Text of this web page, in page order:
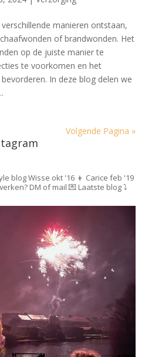
manieren ontstaan,
of brandwonden. Het
op de juiste manier te
te voorkomen en het
In deze blog delen we
Volgende Pagina »
blogWisse okt '16 👦 Carice feb '19
DM of mail 💌Laatste blog ⤵️